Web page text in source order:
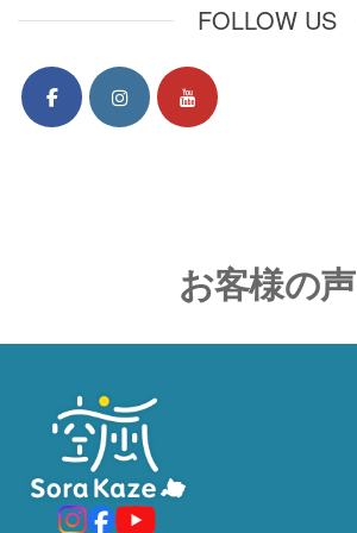
FOLLOW US
お客様の声